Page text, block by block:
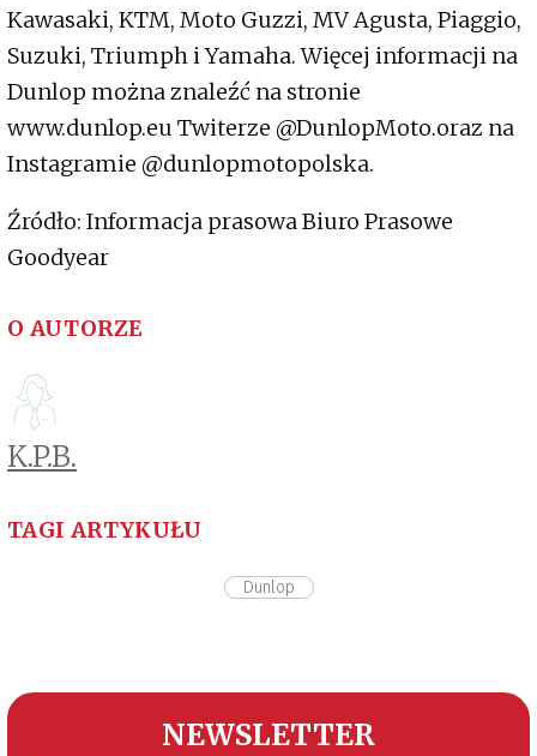
Kawasaki, KTM, Moto Guzzi, MV Agusta, Piaggio,
Suzuki, Triumph i Yamaha. Więcej informacji na
Dunlop można znaleźć na stronie
www.dunlop.eu Twiterze @DunlopMoto.oraz na
Instagramie @dunlopmotopolska.
Źródło: Informacja prasowa Biuro Prasowe
Goodyear
O AUTORZE
K.P.B.
TAGI ARTYKUŁU
Dunlop
NEWSLETTER